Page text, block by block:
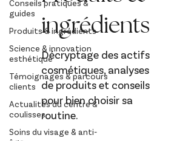
Conseils pratiques &
guides
Produits & ingrédients
Science & innovation
esthétique
Témoignages & parcours
clients
Actualités du centre &
coulisses
Soins du visage & anti-
ingrédients
Décryptage des actifs
cosmétiques, analyses
de produits et conseils
pour bien choisir sa
routine.